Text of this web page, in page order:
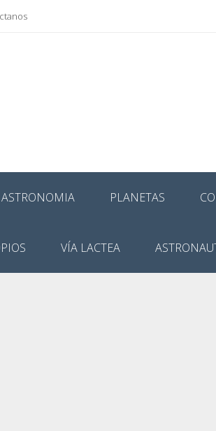
ASTRONOMIA PLANETAS
VÍA LACTEA